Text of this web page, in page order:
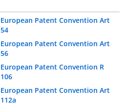
European Patent Convention Art
54
European Patent Convention Art
56
European Patent Convention R
106
European Patent Convention Art
112a